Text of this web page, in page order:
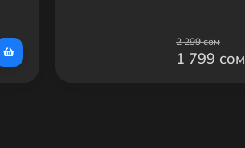
2 299 сом
1 799 сом